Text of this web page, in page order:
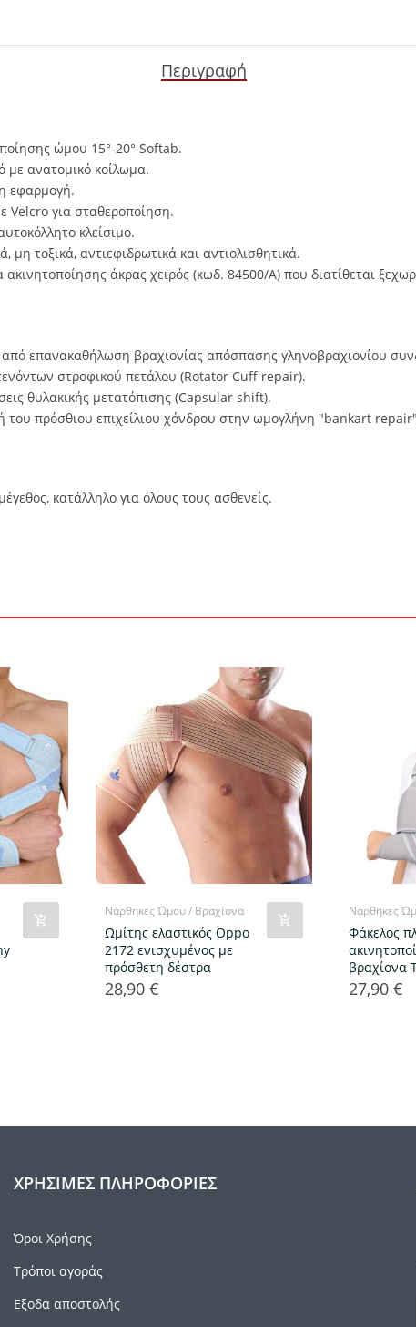
Περιγραφή
ώμου 15°-20° Softab.
ανατομικό κοίλωμα.
εφαρμογή.
Velcro για σταθεροποίηση.
κλείσιμο.
μη τοξικά, αντιεφιδρωτικά και αντιολισθητικά.
άκρας χειρός (κωδ. 84500/Α) που διατίθεται
από επανακαθήλωση βραχιονίας απόσπασης γληνοβραχιονίου
στροφικού πετάλου (Rotator Cuff repair).
θυλακικής μετατόπισης (Capsular shift).
του πρόσθιου επιχείλιου χόνδρου στην ωμογλήνη "bankart
κατάλληλο για όλους τους ασθενείς.
Νάρθηκες Ώμου / Βραχίονα
Ωμίτης ελαστικός Oppo
2172 ενισχυμένος με
πρόσθετη δέστρα
Τιμή
28,90 €
Νάρθηκες
Φάκελος
βραχίονα
Τιμή
27,90 €
ΧΡΉΣΙΜΕΣ ΠΛΗΡΟΦΟΡΊΕΣ
Όροι Χρήσης
Τρόποι αγοράς
Εξοδα αποστολής